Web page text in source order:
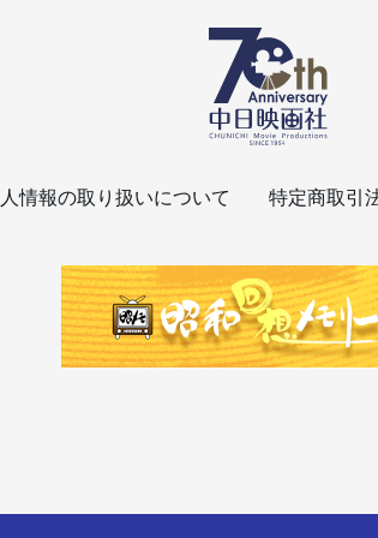
情報の取り扱いについて 特定商取引